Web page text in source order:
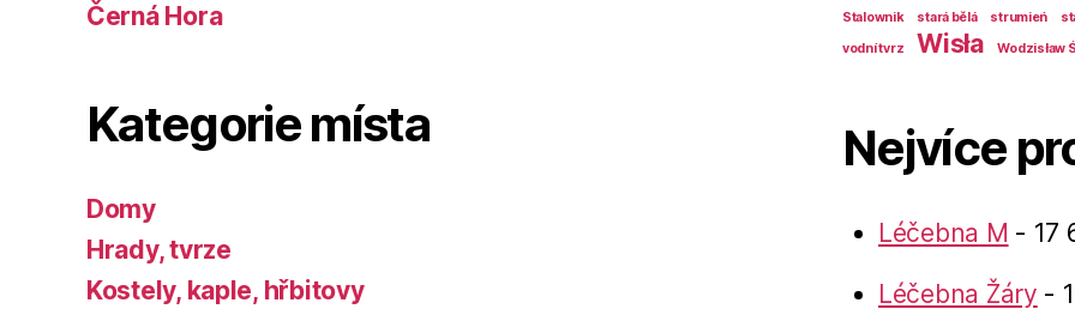
Černá Hora
Kategorie místa
Domy
Hrady, tvrze
Kostely, kaple, hřbitovy
Stalownik stará bělá strumień
vodní tvrz
Wisła Wodzisław
Nejvíce
Léčebna M - 17
Léčebna Žáry -